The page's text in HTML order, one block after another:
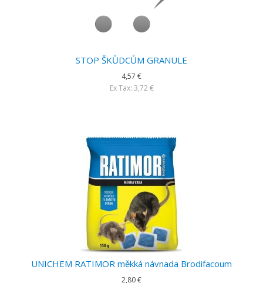
STOP ŠKŮDCŮM GRANULE
4,57 €
Ex Tax: 3,72 €
UNICHEM RATIMOR měkká návnada Brodifacoum
2,80 €